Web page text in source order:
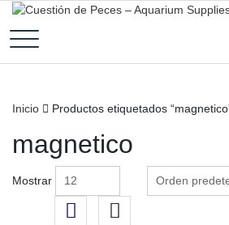
Cuestión de Peces
Aquarium
Inicio Productos etiquetados
magnetico
Mostrar